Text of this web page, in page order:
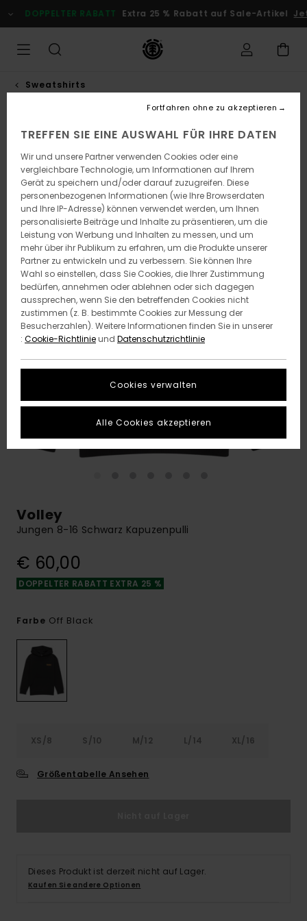
zur
Produktinformation
DOPPELTER RABATT Extra 25 % Rabatt auf Sale-Artikel
Sweatshirts
Volley
Jungen 8-16 Schwarz Kapuzenpulli
€ 60,00
DOPPELTER RABATT EXTRA 25 %
Farbe Off Black
XS/8 S/10 M/12 L/14 XL/16
Größentabelle Ansehen
Dieses Produkt ist derzeit nicht auf Lager.
Kaufen Sie andere Optionen
TREFFEN SIE EINE AUSWAHL FÜR IHRE DATEN
Wir und unsere Partner verwenden Cookies oder eine
vergleichbare Technologie, um Informationen auf Ihrem
Gerät zu speichern und/oder darauf zuzugreifen. Diese
personenbezogenen Informationen (wie Ihre Browserdaten
und Ihre IP-Adresse) können verwendet werden, um Ihnen
personalisierte Beiträge und Inhalte zu präsentieren, um die
Leistung von Werbung und Inhalten zu messen, und um
mehr über ihr Publikum zu erfahren, um die Produkte unserer
Partner zu entwickeln und zu verbessern. Sie können Ihre
Wahl so einstellen, dass Sie Cookies, die Ihrer Zustimmung
bedürfen, annehmen oder ablehnen oder sich dagegen
aussprechen, wenn Sie den betreffenden Cookies nicht
zustimmen (z. B. bestimmte Cookies zur Messung der
Besucherzahlen). Weitere Informationen finden Sie in unserer
: Cookie-Richtlinieund Datenschutzrichtlinie
Cookies verwalten
Fortfahren ohne zu akzeptieren
Alle Cookies akzeptieren